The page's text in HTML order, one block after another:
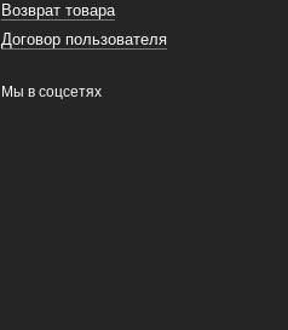
Возврат товара
Договор пользователя
Мы в соцсетях